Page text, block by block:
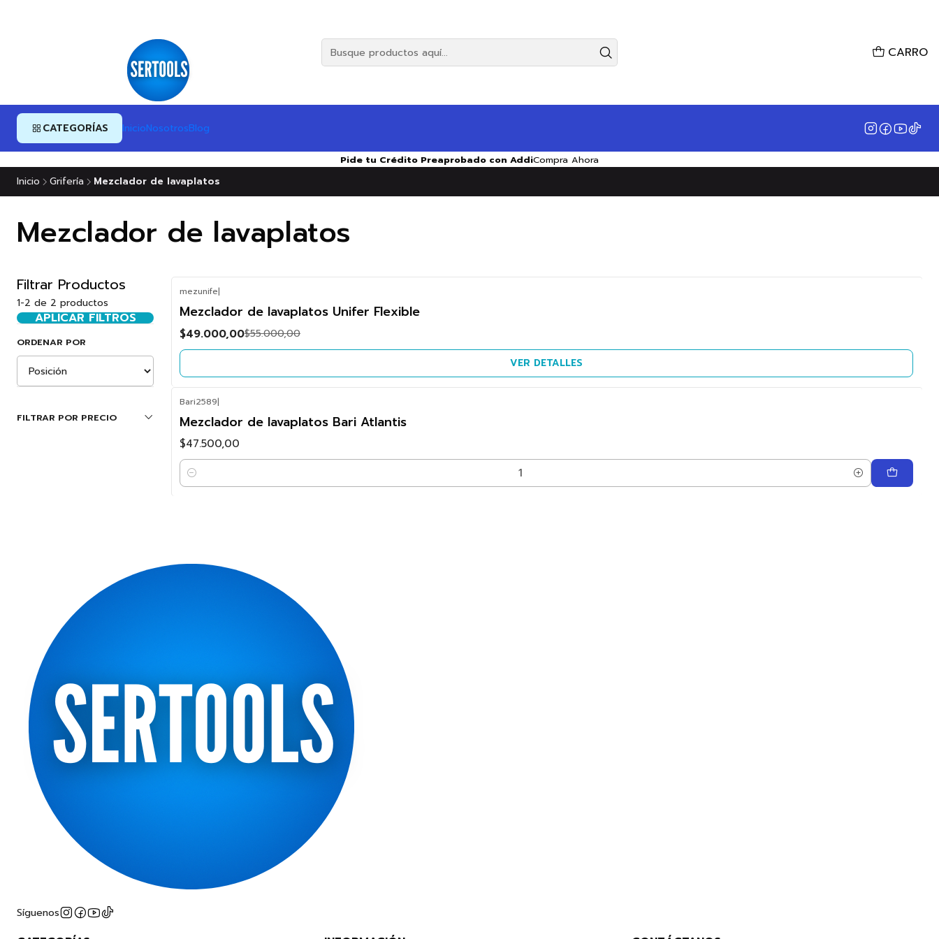
CARRO
CATEGORÍAS InicioNosotrosBlog
Pide tu Crédito Preaprobado con AddiCompra Ahora
Inicio Grifería Mezclador de lavaplatos
Mezclador de lavaplatos
Filtrar Productos
1-2 de 2 productos
APLICAR FILTROS
ORDENAR POR
FILTRAR POR PRECIO
-11%
OFF
No disponible
mezunife|
Mezclador de lavaplatos Unifer Flexible
$49.000,00$55.000,00
VER DETALLES
Bari2589|
Mezclador de lavaplatos Bari Atlantis
$47.500,00
Cantidad
Síguenos